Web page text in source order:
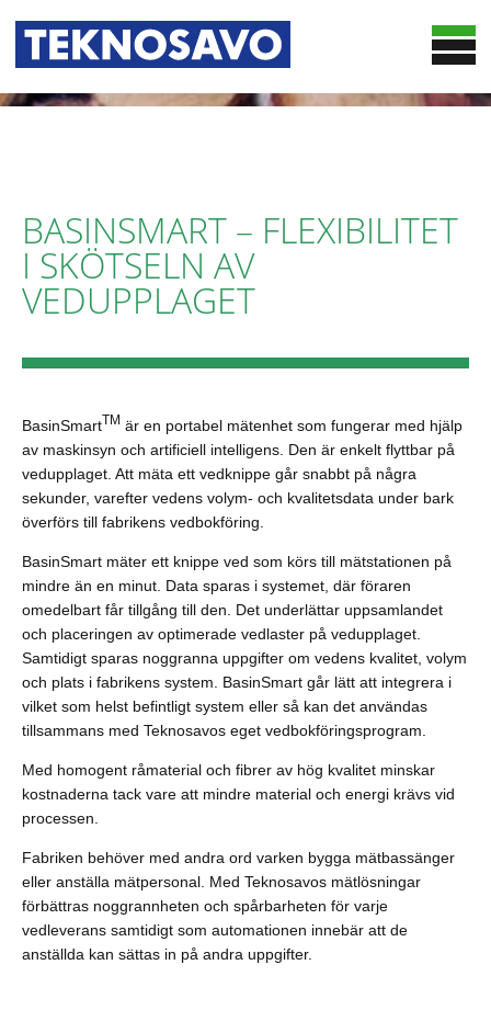
HEM
BASINSMART
WOODSMART
CHIPSMART
CASE
TEKNOSAVO
NYHETER
BASINSMART – FLEXIBILITET
I SKÖTSELN AV
VEDUPPLAGET
BasinSmartTM är en portabel mätenhet som fungerar med hjälp
av maskinsyn och artificiell intelligens. Den är enkelt flyttbar på
vedupplaget. Att mäta ett vedknippe går snabbt på några
sekunder, varefter vedens volym- och kvalitetsdata under bark
överförs till fabrikens vedbokföring.
BasinSmart mäter ett knippe ved som körs till mätstationen på
mindre än en minut. Data sparas i systemet, där föraren
omedelbart får tillgång till den. Det underlättar uppsamlandet
och placeringen av optimerade vedlaster på vedupplaget.
Samtidigt sparas noggranna uppgifter om vedens kvalitet, volym
och plats i fabrikens system. BasinSmart går lätt att integrera i
vilket som helst befintligt system eller så kan det användas
tillsammans med Teknosavos eget vedbokföringsprogram.
Med homogent råmaterial och fibrer av hög kvalitet minskar
kostnaderna tack vare att mindre material och energi krävs vid
processen.
Fabriken behöver med andra ord varken bygga mätbassänger
eller anställa mätpersonal. Med Teknosavos mätlösningar
förbättras noggrannheten och spårbarheten för varje
vedleverans samtidigt som automationen innebär att de
anställda kan sättas in på andra uppgifter.